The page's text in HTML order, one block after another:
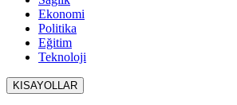
Ekonomi
Politika
Eğitim
Teknoloji
KISAYOLLAR